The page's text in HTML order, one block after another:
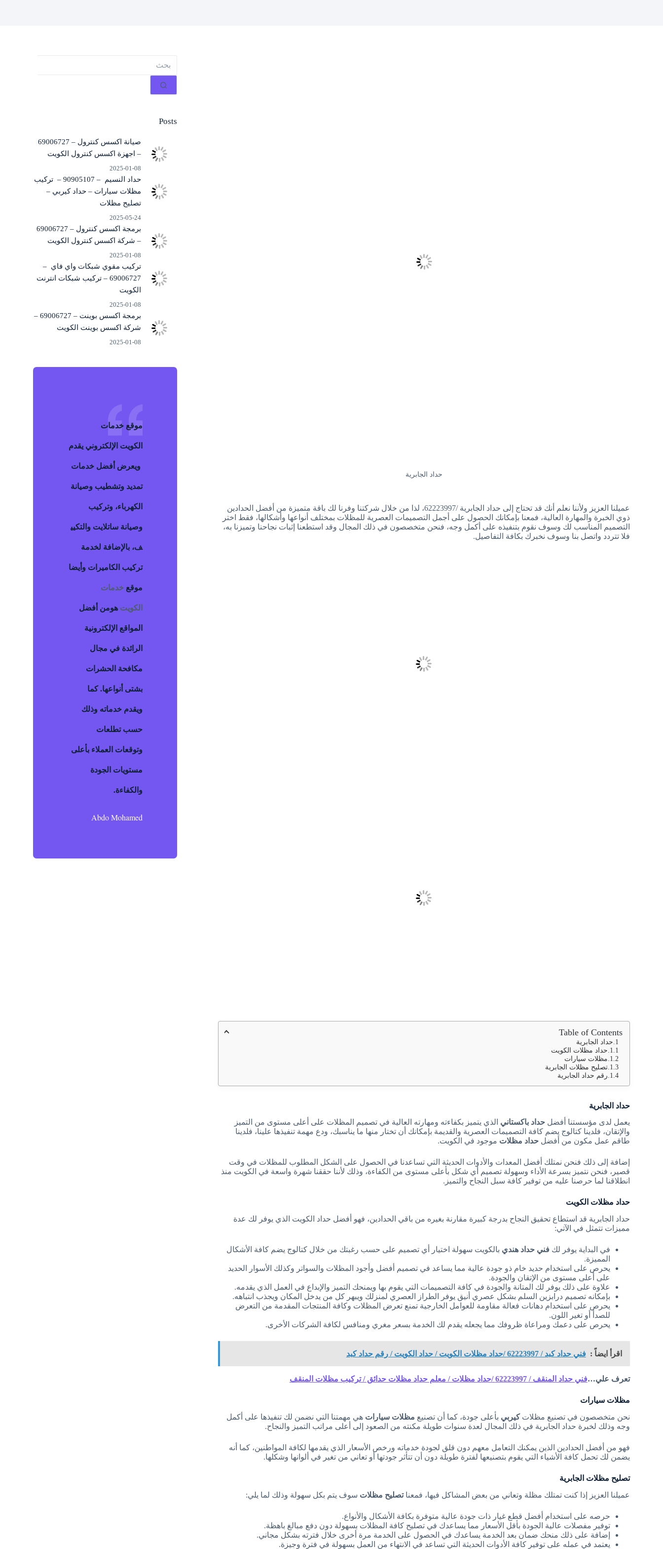
حداد الجابرية
عميلنا العزيز ولأننا نعلم أنك قد تحتاج إلى حداد الجابرية /62223997، لذا من خلال شركتنا وفرنا لك باقة متميزة من أفضل الحدادين
ذوي الخبرة والمهارة العالية، فمعنا بإمكانك الحصول على أجمل التصميمات العصرية للمظلات بمختلف أنواعها وأشكالها، فقط اختر
التصميم المناسب لك وسوف نقوم بتنفيذه على أكمل وجه، فنحن متخصصون في ذلك المجال وقد استطعنا إثبات نجاحنا وتميزنا به،
فلا تتردد واتصل بنا وسوف نخبرك بكافة التفاصيل.
Table of Contents
حداد الجابرية
حداد مظلات الكويت
مظلات سيارات
تصليح مظلات الجابرية
رقم حداد الجابرية
حداد الجابرية
يعمل لدى مؤسستنا أفضلحداد باكستاني الذي يتميز بكفاءته ومهارته العالية في تصميم المظلات على أعلى مستوى من التميز
والإتقان، فلدينا كتالوج يضم كافة التصميمات العصرية والقديمة بإمكانك أن تختار منها ما يناسبك، ودع مهمة تنفيذها علينا، فلدينا
طاقم عمل مكون من أفضلحداد مظلات موجود في الكويت.
إضافة إلى ذلك فنحن نمتلك أفضل المعدات والأدوات الحديثة التي تساعدنا في الحصول على الشكل المطلوب للمظلات في وقت
قصير، فنحن نتميز بسرعة الأداء وسهولة تصميم أي شكل بأعلى مستوى من الكفاءة، وذلك لأننا حققنا شهرة واسعة في الكويت منذ
انطلاقنا لما حرصنا عليه من توفير كافة سبل النجاح والتميز.
حداد مظلات الكويت
حداد الجابرية قد استطاع تحقيق النجاح بدرجة كبيرة مقارنة بغيره من باقي الحدادين، فهو أفضل حداد الكويت الذي يوفر لك عدة
مميزات تتمثل في الآتي:
في البداية يوفر لك فني حداد هندي بالكويت سهولة اختيار أي تصميم على حسب رغبتك من خلال كتالوج يضم كافة الأشكال
المميزة.
يحرص على استخدام حديد خام ذو جودة عالية مما يساعد في تصميم أفضل وأجود المظلات والسواتر وكذلك الأسوار الحديد
على أعلى مستوى من الإتقان والجودة.
علاوة على ذلك يوفر لك المتانة والجودة في كافة التصميمات التي يقوم بها ويمنحك التميز والإبداع في العمل الذي يقدمه.
بإمكانه تصميم درابزين السلم بشكل عصري أنيق يوفر الطراز العصري لمنزلك ويبهر كل من يدخل المكان ويجذب انتباهه.
يحرص على استخدام دهانات فعالة مقاومة للعوامل الخارجية تمنع تعرض المظلات وكافة المنتجات المقدمة من التعرض
للصدأ أو تغير اللون.
يحرص على دعمك ومراعاة ظروفك مما يجعله يقدم لك الخدمة بسعر مغري ومنافس لكافة الشركات الأخرى.
اقرأ ايضاً : فني حداد كبد / 62223997 /حداد مظلات الكويت / حداد الكويت / رقم حداد كبد
تعرف علي…فني حداد المنقف / 62223997 /حداد مظلات / معلم حداد مظلات حدائق / تركيب مظلات المنقف
مظلات سيارات
نحن متخصصون في تصنيع مظلاتكيربي بأعلى جودة، كما أن تصنيع مظلات سيارات هي مهمتنا التي نضمن لك تنفيذها على أكمل
وجه وذلك لخبرة حداد الجابرية في ذلك المجال لعدة سنوات طويلة مكنته من الصعود إلى أعلى مراتب التميز والنجاح.
فهو من أفضل الحدادين الذين يمكنك التعامل معهم دون قلق لجودة خدماته ورخص الأسعار الذي يقدمها لكافة المواطنين، كما أنه
يضمن لك تحمل كافة الأشياء التي يقوم بتصنيعها لفترة طويلة دون أن تتأثر جودتها أو تعاني من تغير في ألوانها وشكلها.
تصليح مظلات الجابرية
عميلنا العزيز إذا كنت تمتلك مظلة وتعاني من بعض المشاكل فيها، فمعناتصليح مظلات سوف يتم بكل سهولة وذلك لما يلي:
حرصه على استخدام أفضل قطع غيار ذات جودة عالية متوفرة بكافة الأشكال والأنواع.
توفير مفصلات عالية الجودة بأقل الأسعار مما يساعدك في تصليح كافة المظلات بسهولة دون دفع مبالغ باهظة.
إضافة على ذلك منحك ضمان بعد الخدمة يساعدك في الحصول على الخدمة مرة أخرى خلال فترته بشكل مجاني.
يعتمد في عمله على توفير كافة الأدوات الحديثة التي تساعد في الانتهاء من العمل بسهولة في فترة وجيزة.
توجد
نتائج
Posts
صيانة اكسس كنترول – 69006727
– اجهزة اكسس كنترول الكويت
2025-01-08
حداد النسيم – 90905107 – تركيب
مظلات سيارات – حداد كيربي –
تصليح مظلات
2025-05-24
برمجة اكسس كنترول – 69006727
– شركة اكسس كنترول الكويت
2025-01-08
تركيب مقوي شبكات واي فاي –
69006727 – تركيب شبكات انترنت
الكويت
2025-01-08
برمجة اكسس بوينت – 69006727 –
شركة اكسس بوينت الكويت
2025-01-08
موقع خدمات
الكويت الإلكتروني يقدم
ويعرض أفضل خدمات
تمديد وتشطيب وصيانة
الكهرباء، وتركيب
وصيانة ساتلايت والتكيي
ف، بالإضافة لخدمة
تركيب الكاميرات وأيضا
موقعخدمات
الكويتهومن أفضل
المواقع الإلكترونية
الرائدة في مجال
مكافحة الحشرات
بشتى أنواعها. كما
ويقدم خدماته وذلك
حسب تطلعات
وتوقعات العملاء بأعلى
مستويات الجودة
والكفاءة.
Abdo Mohamed